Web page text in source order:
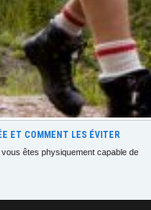
ET COMMENT LES ÉVITER
êtes physiquement capable de